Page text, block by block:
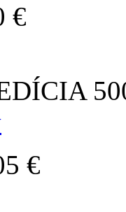
€
€